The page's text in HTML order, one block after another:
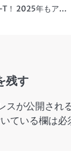
T！ 2025年もア…
残す
スが公開され
ている欄は必